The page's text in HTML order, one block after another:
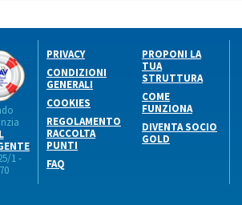
1 -
PRIVACY
CONDIZIONI
GENERALI
COOKIES
REGOLAMENTO
RACCOLTA
PUNTI
FAQ
PROPONI LA
TUA
STRUTTURA
COME
FUNZIONA
DIVENTA SOCIO
GOLD